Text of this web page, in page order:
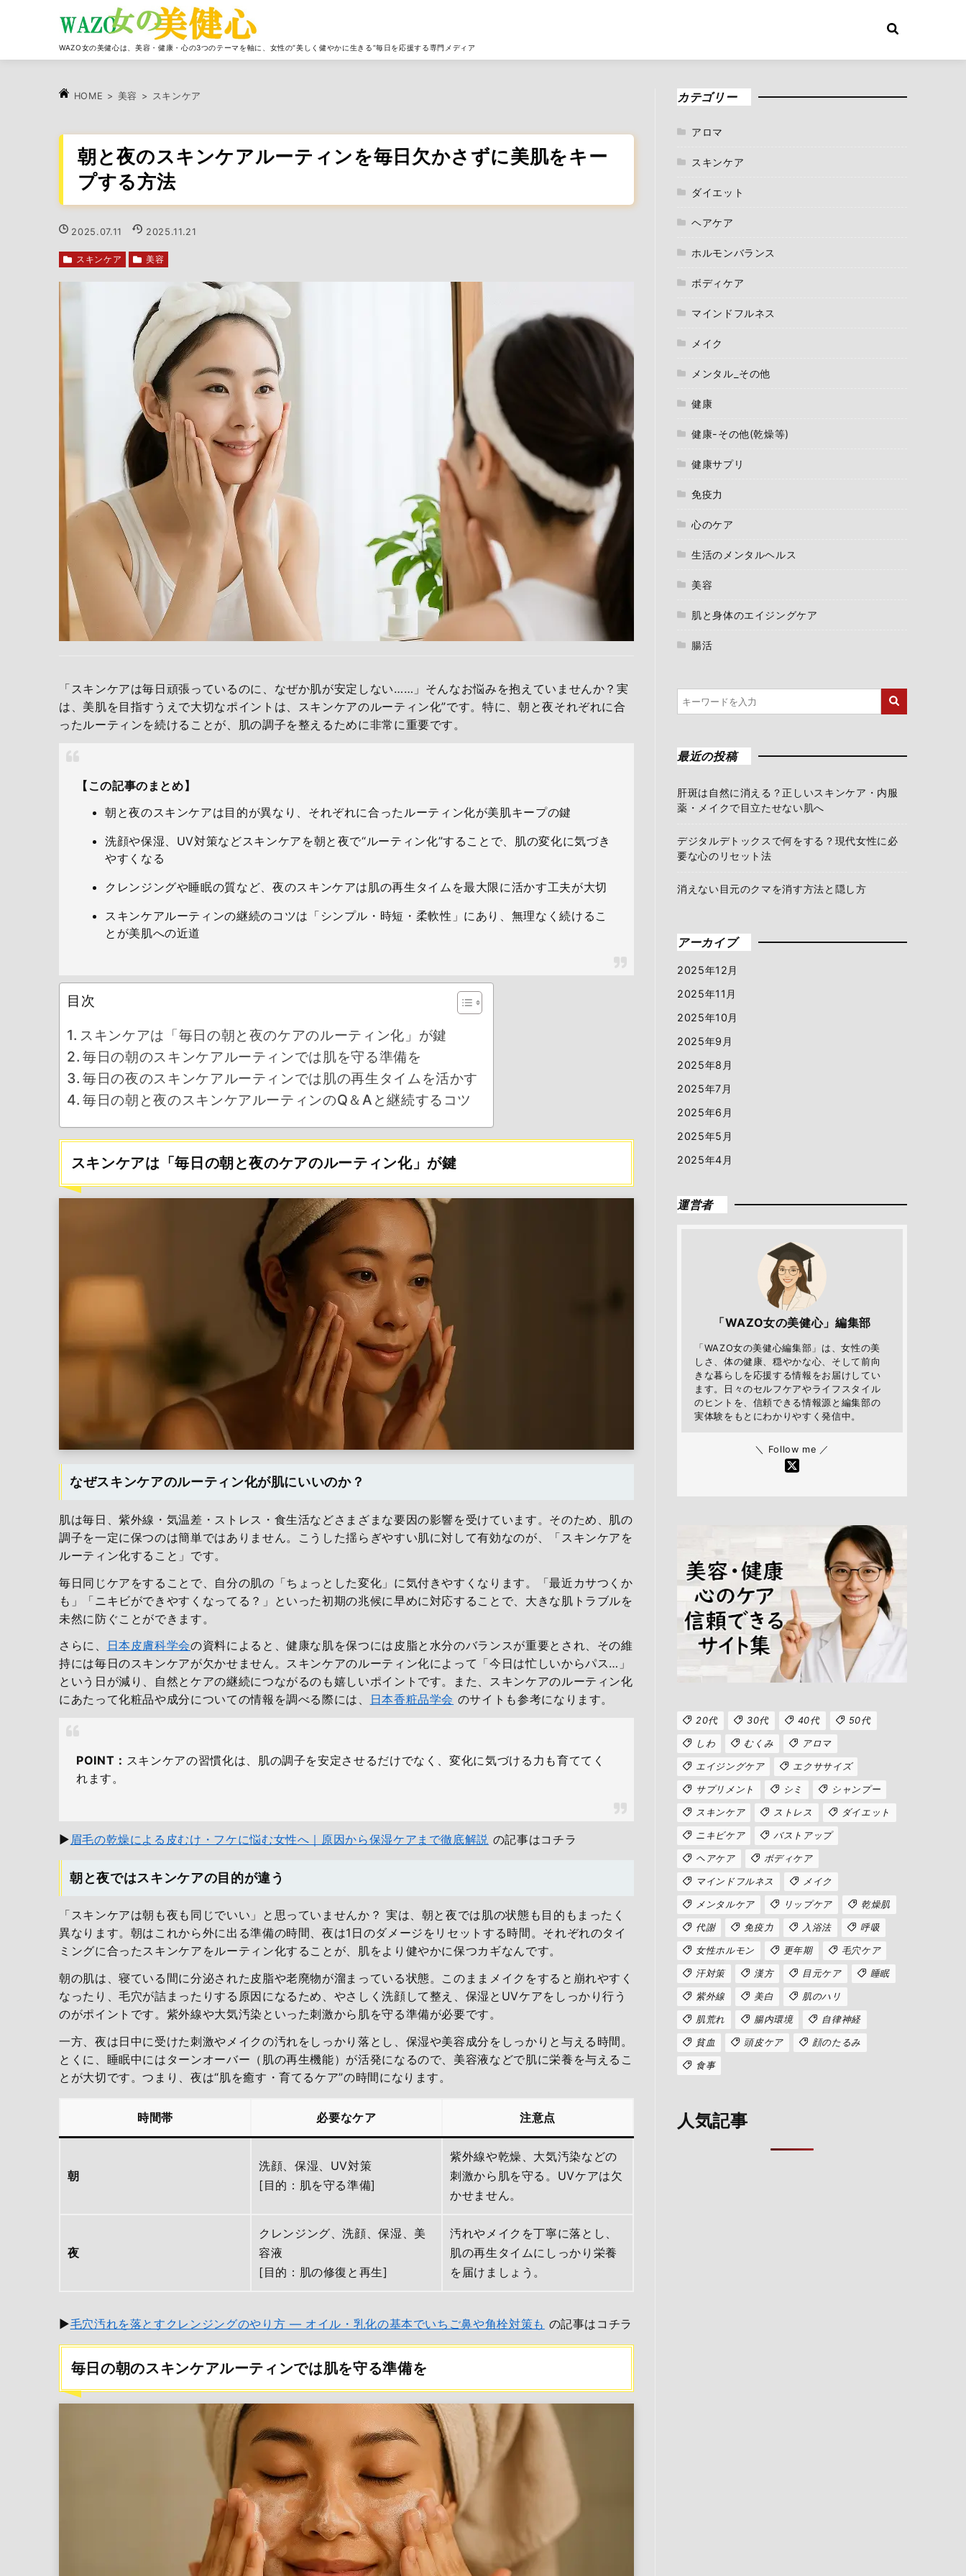
WAZO女の美健心は、美容・健康・心の3つのテーマを軸に、女性の“美しく健やかに生きる”毎日を応援する専門メディア
HOME > 美容 > スキンケア
朝と夜のスキンケアルーティンを毎日欠かさずに美肌をキー
プする方法
2025.07.11 2025.11.21
スキンケア 美容
「スキンケアは毎日頑張っているのに、なぜか肌が安定しない……」そんなお悩みを抱えていませんか？実
は、美肌を目指すうえで大切なポイントは、スキンケアのルーティン化”です。特に、朝と夜それぞれに合
ったルーティンを続けることが、肌の調子を整えるために非常に重要です。
【この記事のまとめ】
朝と夜のスキンケアは目的が異なり、それぞれに合ったルーティン化が美肌キープの鍵
洗顔や保湿、UV対策などスキンケアを朝と夜で“ルーティン化”することで、肌の変化に気づき
やすくなる
クレンジングや睡眠の質など、夜のスキンケアは肌の再生タイムを最大限に活かす工夫が大切
スキンケアルーティンの継続のコツは「シンプル・時短・柔軟性」にあり、無理なく続けるこ
とが美肌への近道
目次
スキンケアは「毎日の朝と夜のケアのルーティン化」が鍵
毎日の朝のスキンケアルーティンでは肌を守る準備を
毎日の夜のスキンケアルーティンでは肌の再生タイムを活かす
毎日の朝と夜のスキンケアルーティンのQ＆Aと継続するコツ
スキンケアは「毎日の朝と夜のケアのルーティン化」が鍵
なぜスキンケアのルーティン化が肌にいいのか？
肌は毎日、紫外線・気温差・ストレス・食生活などさまざまな要因の影響を受けています。そのため、肌の
調子を一定に保つのは簡単ではありません。こうした揺らぎやすい肌に対して有効なのが、「スキンケアを
ルーティン化すること」です。
毎日同じケアをすることで、自分の肌の「ちょっとした変化」に気付きやすくなります。「最近カサつくか
も」「ニキビができやすくなってる？」といった初期の兆候に早めに対応することで、大きな肌トラブルを
未然に防ぐことができます。
さらに、
日本皮膚科学会の資料によると、健康な肌を保つには皮脂と水分のバランスが重要とされ、その維
持には毎日のスキンケアが欠かせません。スキンケアのルーティン化によって「今日は忙しいからパス…」
という日が減り、自然とケアの継続につながるのも嬉しいポイントです。また、スキンケアのルーティン化
にあたって化粧品や成分についての情報を調べる際には、
日本香粧品学会 のサイトも参考になります。
POINT： スキンケアの習慣化は、肌の調子を安定させるだけでなく、変化に気づける力も育ててく
れます。
▶ 眉毛の乾燥による皮むけ・フケに悩む女性へ｜原因から保湿ケアまで徹底解説 の記事はコチラ
朝と夜ではスキンケアの目的が違う
「スキンケアは朝も夜も同じでいい」と思っていませんか？ 実は、朝と夜では肌の状態も目的もまったく
異なります。朝はこれから外に出る準備の時間、夜は1日のダメージをリセットする時間。それぞれのタイ
ミングに合ったスキンケアをルーティン化することが、肌をより健やかに保つカギなんです。
朝の肌は、寝ている間に分泌された皮脂や老廃物が溜まっている状態。このままメイクをすると崩れやすく
なったり、毛穴が詰まったりする原因になるため、やさしく洗顔して整え、保湿とUVケアをしっかり行う
のがポイントです。紫外線や大気汚染といった刺激から肌を守る準備が必要です。
一方、夜は日中に受けた刺激やメイクの汚れをしっかり落とし、保湿や美容成分をしっかりと与える時間。
とくに、睡眠中にはターンオーバー（肌の再生機能）が活発になるので、美容液などで肌に栄養を与えるこ
とが大切です。つまり、夜は“肌を癒す・育てるケア”の時間になります。
時間帯 必要なケア 注意点
朝
洗顔、保湿、UV対策
[目的：肌を守る準備]
紫外線や乾燥、大気汚染などの
刺激から肌を守る。UVケアは欠
かせません。
夜
クレンジング、洗顔、保湿、美
容液
[目的：肌の修復と再生]
汚れやメイクを丁寧に落とし、
肌の再生タイムにしっかり栄養
を届けましょう。
▶毛穴汚れを落とすクレンジングのやり方 ― オイル・乳化の基本でいちご鼻や角栓対策も の記事はコチラ
毎日の朝のスキンケアルーティンでは肌を守る準備を
カテゴリー
アロマ
スキンケア
ダイエット
ヘアケア
ホルモンバランス
ボディケア
マインドフルネス
メイク
メンタル_その他
健康
健康-その他(乾燥等)
健康サプリ
免疫力
心のケア
生活のメンタルヘルス
美容
肌と身体のエイジングケア
腸活
最近の投稿
肝斑は自然に消える？正しいスキンケア・内服
薬・メイクで目立たせない肌へ
デジタルデトックスで何をする？現代女性に必
要な心のリセット法
消えない目元のクマを消す方法と隠し方
アーカイブ
2025年12月
2025年11月
2025年10月
2025年9月
2025年8月
2025年7月
2025年6月
2025年5月
2025年4月
運営者
「WAZO女の美健心」編集部
「WAZO女の美健心編集部」は、女性の美
しさ、体の健康、穏やかな心、そして前向
きな暮らしを応援する情報をお届けしてい
ます。日々のセルフケアやライフスタイル
のヒントを、信頼できる情報源と編集部の
実体験をもとにわかりやすく発信中。
＼ Follow me ／
20代 30代 40代 50代
しわ むくみ アロマ
エイジングケア エクササイズ
サプリメント シミ シャンプー
スキンケア ストレス ダイエット
ニキビケア バストアップ
ヘアケア ボディケア
マインドフルネス メイク
メンタルケア リップケア 乾燥肌
代謝 免疫力 入浴法 呼吸
女性ホルモン 更年期 毛穴ケア
汗対策 漢方 目元ケア 睡眠
紫外線 美白 肌のハリ
肌荒れ 腸内環境 自律神経
貧血 頭皮ケア 顔のたるみ
食事
人気記事